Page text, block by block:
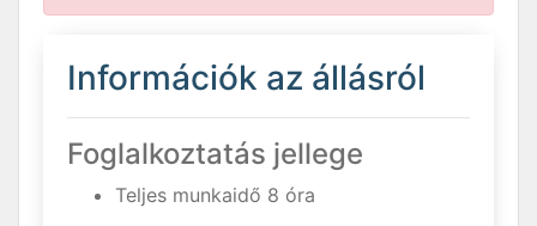
Információk az állásról
Foglalkoztatás jellege
Teljes munkaidő 8 óra